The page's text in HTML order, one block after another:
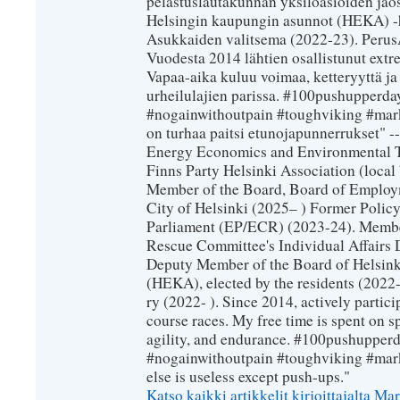
Helsingin kaupungin asunnot (HEKA)
Asukkaiden valitsema (2022-23).
Vuodesta 2014 lähtien osallistunut
Vapaa-aika kuluu voimaa, ketteryyttä
urheilulajien parissa.
#nogainwithoutpain #toughviking
on turhaa paitsi etunojapunnerrukset"
Energy Economics and Environmental
Finns Party Helsinki Association
Member of the Board, Board of
City of Helsinki (2025– ) Former
Parliament (EP/ECR) (2023-24).
Rescue Committee's Individual Affairs
Deputy Member of the Board of
(HEKA), elected by the residents
ry (2022- ). Since 2014, actively
course races. My free time is spent on
agility, and endurance.
#nogainwithoutpain #toughviking
else is useless except push-ups."
Katso kaikki artikkelit kirjoittajalta